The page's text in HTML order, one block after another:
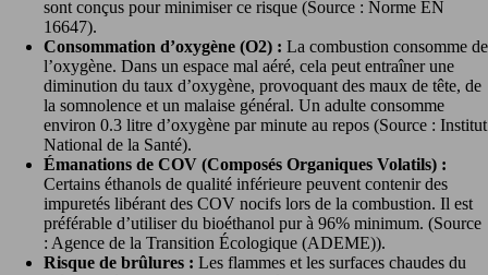
sont conçus pour minimiser ce risque (Source : Norme EN
16647).
Consommation d’oxygène (O2) : La combustion consomme de
l’oxygène. Dans un espace mal aéré, cela peut entraîner une
diminution du taux d’oxygène, provoquant des maux de tête, de
la somnolence et un malaise général. Un adulte consomme
environ 0.3 litre d’oxygène par minute au repos (Source : Institut
National de la Santé).
Émanations de COV (Composés Organiques Volatils) :
Certains éthanols de qualité inférieure peuvent contenir des
impuretés libérant des COV nocifs lors de la combustion. Il est
préférable d’utiliser du bioéthanol pur à 96% minimum. (Source
: Agence de la Transition Écologique (ADEME)).
Risque de brûlures : Les flammes et les surfaces chaudes du